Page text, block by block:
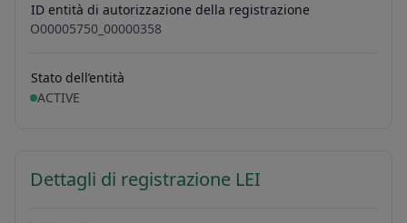
ID entità di autorizzazione della registrazione
O00005750_00000358
Stato dell’entità
ACTIVE
Dettagli di registrazione LEI